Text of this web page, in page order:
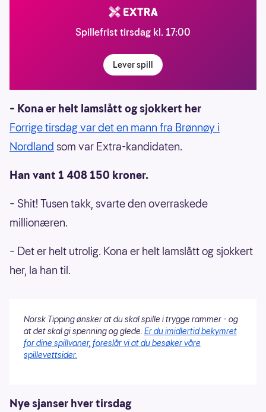
Spillefrist tirsdag kl. 17:00
Lever spill
– Kona er helt lamslått og sjokkert her
Forrige tirsdag var det en mann fra Brønnøy i
Nordland som var Extra-kandidaten.
Han vant 1 408 150 kroner.
– Shit! Tusen takk, svarte den overraskede
millionæren.
– Det er helt utrolig. Kona er helt lamslått og sjokkert
her, la han til.
Norsk Tipping ønsker at du skal spille i trygge rammer - og
at det skal gi spenning og glede. Er du imidlertid bekymret
for dine spillvaner, foreslår vi at du besøker våre
spillevettsider.
Nye sjanser hver tirsdag